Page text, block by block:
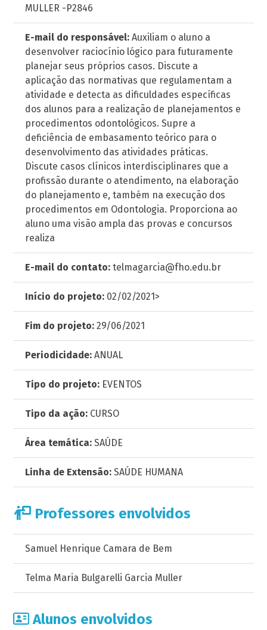
MULLER -P2846
E-mail do responsável: Auxiliam o aluno a
desenvolver raciocínio lógico para futuramente
planejar seus próprios casos. Discute a
aplicação das normativas que regulamentam a
atividade e detecta as dificuldades específicas
dos alunos para a realização de planejamentos e
procedimentos odontológicos. Supre a
deficiência de embasamento teórico para o
desenvolvimento das atividades práticas.
Discute casos clínicos interdisciplinares que a
profissão durante o atendimento, na elaboração
do planejamento e, também na execução dos
procedimentos em Odontologia. Proporciona ao
aluno uma visão ampla das provas e concursos
realiza
E-mail do contato: telmagarcia@fho.edu.br
Início do projeto: 02/02/2021>
Fim do projeto: 29/06/2021
Periodicidade: ANUAL
Tipo do projeto: EVENTOS
Tipo da ação: CURSO
Área temática: SAÚDE
Linha de Extensão: SAÚDE HUMANA
Professores envolvidos
Samuel Henrique Camara de Bem
Telma Maria Bulgarelli Garcia Muller
Alunos envolvidos